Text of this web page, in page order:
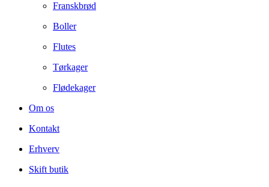
Franskbrød
Boller
Flutes
Tørkager
Flødekager
Om os
Kontakt
Erhverv
Skift butik